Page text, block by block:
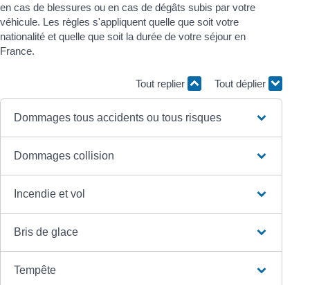
en cas de blessures ou en cas de dégâts subis par votre
véhicule. Les règles s'appliquent quelle que soit votre
nationalité et quelle que soit la durée de votre séjour en
France.
Tout replier Tout déplier
Dommages tous accidents ou tous risques
Dommages collision
Incendie et vol
Bris de glace
Tempête